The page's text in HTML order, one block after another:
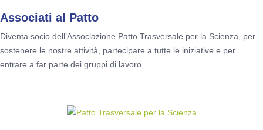
Associati al Patto
Diventa socio dell’Associazione Patto Trasversale per la Scienza, per
sostenere le nostre attività, partecipare a tutte le iniziative e per
entrare a far parte dei gruppi di lavoro.